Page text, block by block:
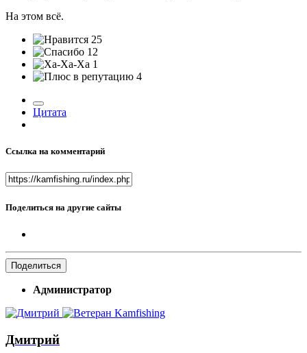
На этом всё.
25
12
1
4
Цитата
Ссылка на комментарий
Поделиться на другие сайты
Поделиться
Администратор
Дмитрий